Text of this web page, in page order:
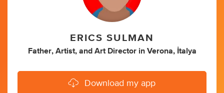
ERICS SULMAN
Father, Artist, and Art Director in Verona, İtalya
Download my app